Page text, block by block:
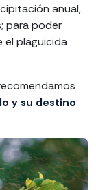
anual,
para poder
el plaguicida
y su destino